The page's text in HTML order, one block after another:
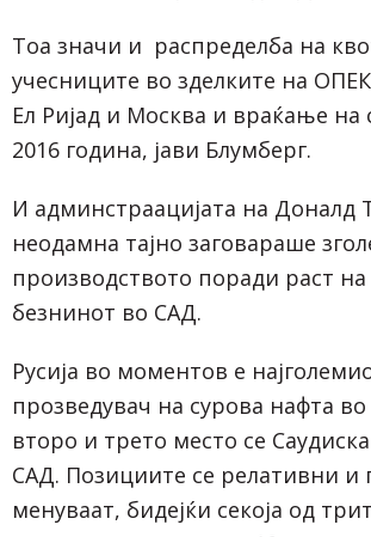
Тоа значи и распределба на
учесниците во зделките на
Ел Ријад и Москва и враќање на
2016 година, јави Блумберг.
И админстраацијата на Доналд
неодамна тајно заговараше
производството поради раст
безнинот во САД.
Русија во моментов е
прозведувач на сурова нафта во
второ и трето место се
САД. Позициите се релативни и
менуваат, бидејќи секоја од